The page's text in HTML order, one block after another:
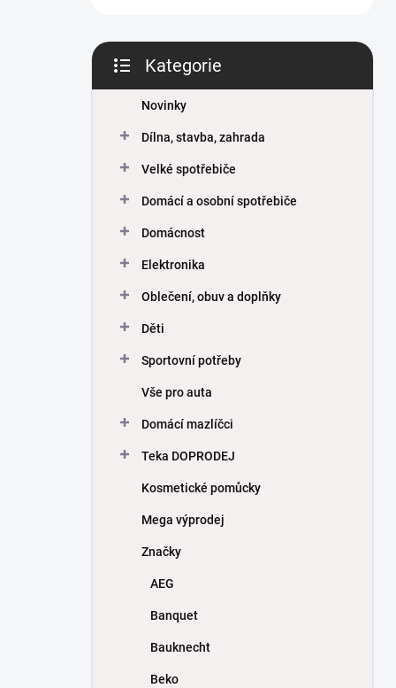
kategorie
Kategorie
Novinky
Dílna, stavba, zahrada
Velké spotřebiče
Domácí a osobní spotřebiče
Domácnost
Elektronika
Oblečení, obuv a doplňky
Děti
Sportovní potřeby
Vše pro auta
Domácí mazlíčci
Teka DOPRODEJ
Kosmetické pomůcky
Mega výprodej
Značky
AEG
Banquet
Bauknecht
Beko